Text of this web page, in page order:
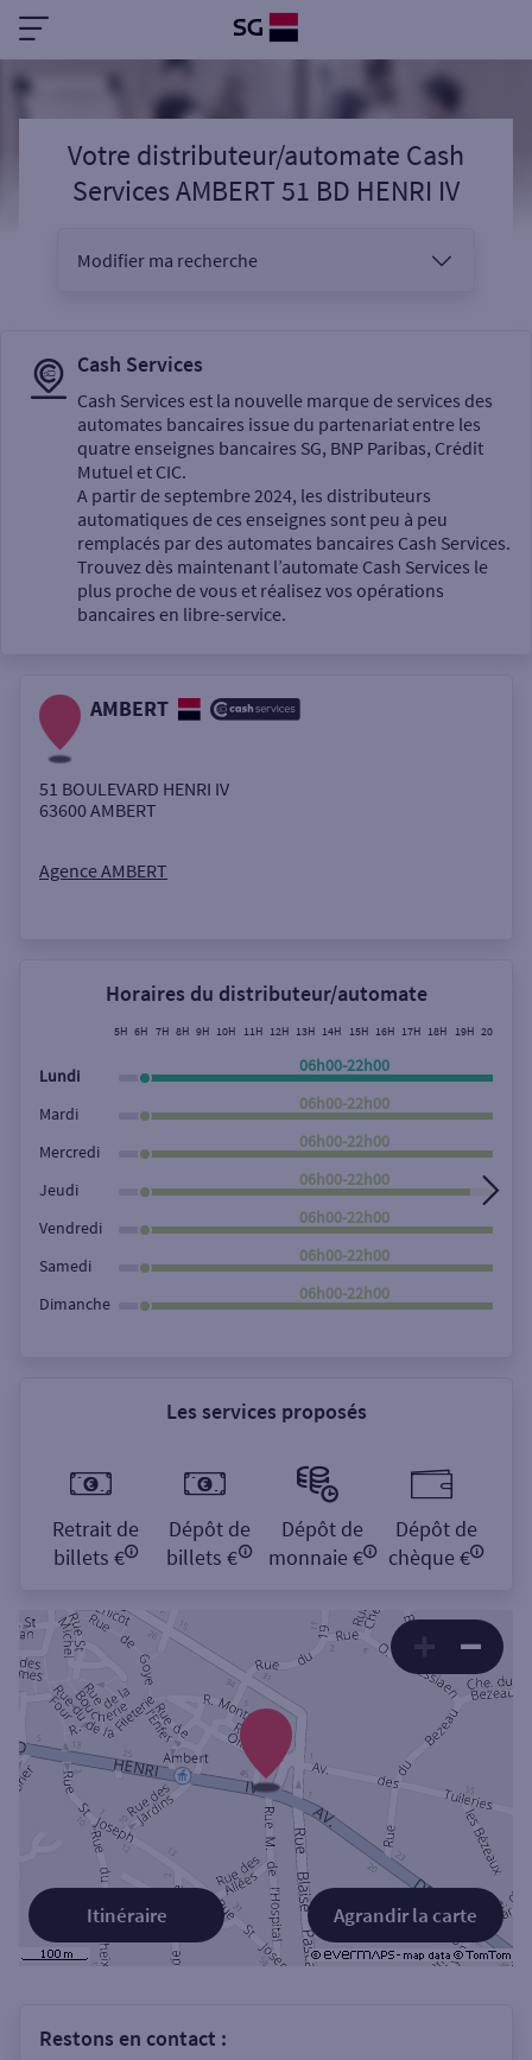
Votre distributeur/automate Cash
Services AMBERT 51 BD HENRI IV
Modifier ma recherche
Sélectionnez votre recherche
Un service
Autour de moi
Rechercher
Cash Services
Cash Services est la nouvelle marque de services des
automates bancaires issue du partenariat entre les
quatre enseignes bancaires SG, BNP Paribas, Crédit
Mutuel et CIC.
A partir de septembre 2024, les distributeurs
automatiques de ces enseignes sont peu à peu
remplacés par des automates bancaires Cash Services.
Trouvez dès maintenant l’automate Cash Services le
plus proche de vous et réalisez vos opérations
bancaires en libre-service.
AMBERT
51 BOULEVARD HENRI IV
63600AMBERT
Agence AMBERT
Horaires du distributeur/automate
5H 6H 7H 8H 9H 10H 11H 12H 13H 14H 15H 16H 17H 18H 19H 20H
Lundi
06h00-22h00
Mardi
06h00-22h00
Mercredi
06h00-22h00
Jeudi
06h00-22h00
Vendredi
06h00-22h00
Samedi
06h00-22h00
Dimanche
06h00-22h00
Les services proposés
Retrait de
billets €
Dépôt de
billets €
Dépôt de
monnaie €
Dépôt de
chèque €
Agrandir la carte
Itinéraire
Restons en contact :